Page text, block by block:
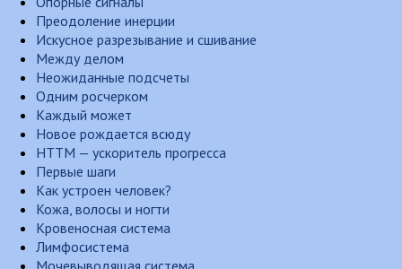
Преодоление инерции
Искусное разрезывание и сшивание
Между делом
Неожиданные подсчеты
Одним росчерком
Каждый может
Новое рождается всюду
НТТМ — ускоритель прогресса
Первые шаги
Как устроен человек?
Кожа, волосы и ногти
Кровеносная система
Лимфосистема
Мочевыводящая система